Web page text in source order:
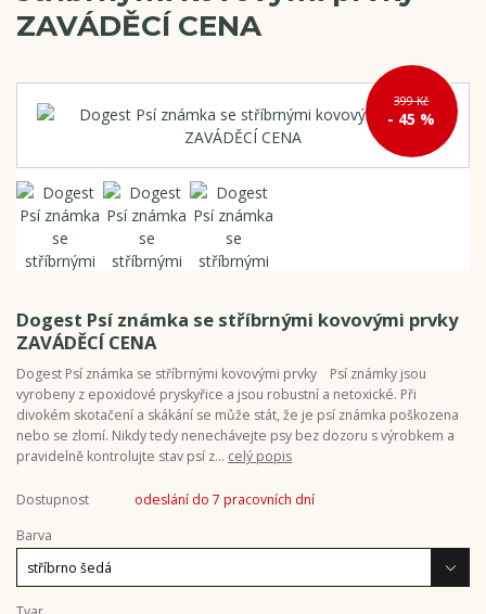
ZAVÁDĚCÍ CENA
399 Kč
- 45 %
Dogest Psí známka se stříbrnými kovovými prvky
ZAVÁDĚCÍ CENA
Dogest Psí známka se stříbrnými kovovými prvky Psí známky jsou
vyrobeny z epoxidové pryskyřice a jsou robustní a netoxické. Při
divokém skotačení a skákání se může stát, že je psí známka poškozena
nebo se zlomí. Nikdy tedy nenechávejte psy bez dozoru s výrobkem a
pravidelně kontrolujte stav psí z... celý popis
Dostupnost
odeslání do 7 pracovních dní
Barva